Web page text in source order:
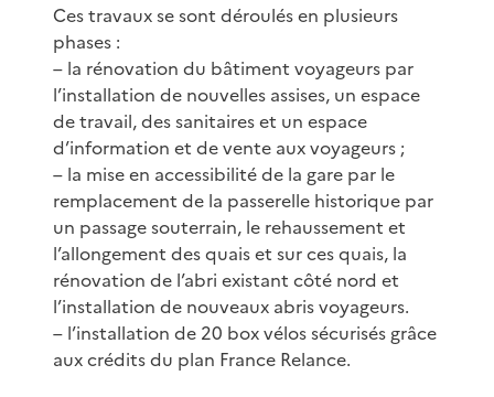
Ces travaux se sont déroulés en plusieurs
phases :
– la rénovation du bâtiment voyageurs par
l’installation de nouvelles assises, un espace
de travail, des sanitaires et un espace
d’information et de vente aux voyageurs ;
– la mise en accessibilité de la gare par le
remplacement de la passerelle historique par
un passage souterrain, le rehaussement et
l’allongement des quais et sur ces quais, la
rénovation de l’abri existant côté nord et
l’installation de nouveaux abris voyageurs.
– l’installation de 20 box vélos sécurisés grâce
aux crédits du plan France Relance.